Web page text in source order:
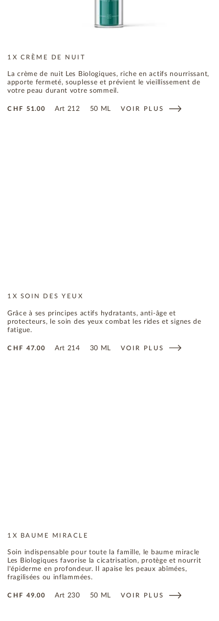
1X CRÈME DE NUIT
La crème de nuit Les Biologiques, riche en actifs nourrissant,
apporte fermeté, souplesse et prévient le vieillissement de
votre peau durant votre sommeil.
CHF51.00 Art 212 50 ML VOIR PLUS
1X SOIN DES YEUX
Grâce à ses principes actifs hydratants, anti-âge et
protecteurs, le soin des yeux combat les rides et signes de
fatigue.
CHF47.00 Art 214 30 ML VOIR PLUS
1X BAUME MIRACLE
Soin indispensable pour toute la famille, le baume miracle
Les Biologiques favorise la cicatrisation, protège et nourrit
l'épiderme en profondeur. Il apaise les peaux abîmées,
fragilisées ou inflammées.
CHF49.00 Art 230 50 ML VOIR PLUS